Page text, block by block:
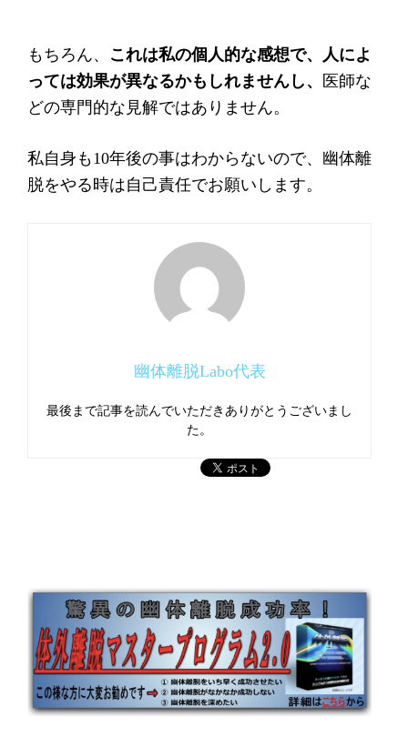
もちろん、 これは私の個人的な感想で、人によ
っては効果が異なるかもしれませんし、 医師な
どの専門的な見解ではありません。
私自身も10年後の事はわからないので、幽体離
脱をやる時は自己責任でお願いします。
幽体離脱Labo代表
最後まで記事を読んでいただきありがとうございまし
た。